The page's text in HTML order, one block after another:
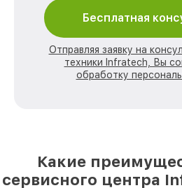
Бесплатная
Отправляя заявку на
техники Infratech, Вы
обработку
Какие
сервисного центра